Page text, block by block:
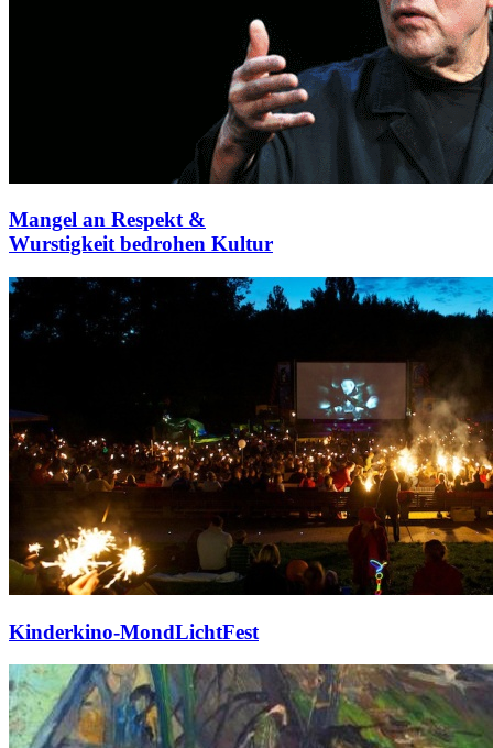
Mangel an Respekt &
Wurstigkeit bedrohen Kultur
Kinderkino-MondLichtFest